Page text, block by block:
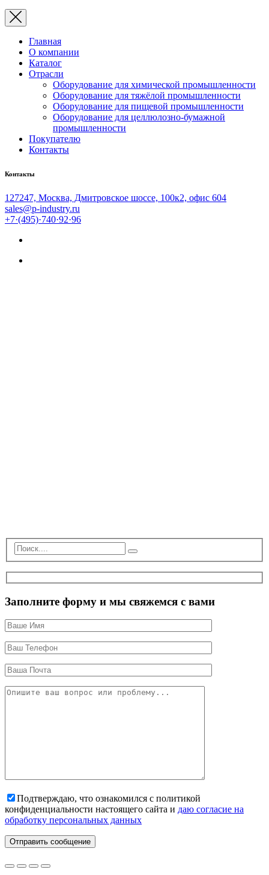
Главная
О компании
Каталог
Отрасли
Оборудование для химической промышленности
Оборудование для тяжёлой промышленности
Оборудование для пищевой промышленности
Оборудование для целлюлозно-бумажной
промышленности
Покупателю
Контакты
Контакты
127247, Москва, Дмитровское шоссе, 100к2, офис 604
sales@p-industry.ru
+7·(495)·740·92·96
Заполните форму и мы свяжемся с вами
Подтверждаю, что ознакомился с политикой
конфиденциальности настоящего сайта и даю согласие на
обработку персональных данных